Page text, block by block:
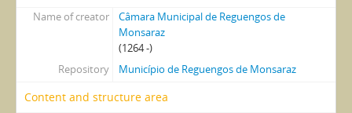
Name of creator
Câmara Municipal de Reguengos de
Monsaraz
(1264 -)
Repository
Município de Reguengos de Monsaraz
Content and structure area